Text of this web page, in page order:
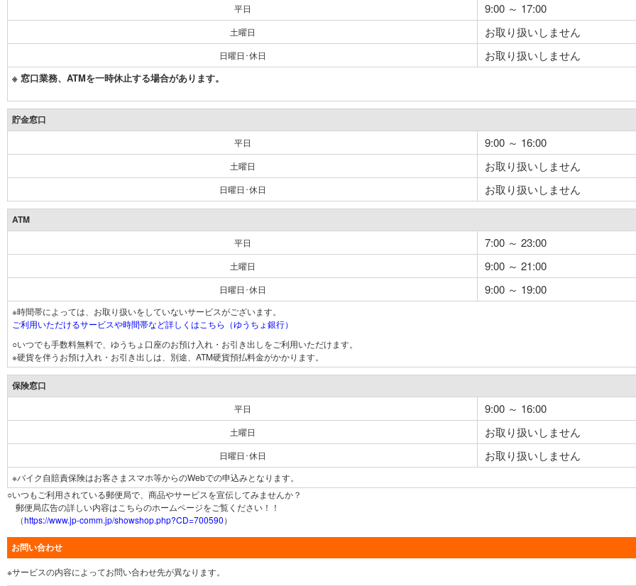
平日 9:00 ～ 17:00
土曜日 お取り扱いしません
日曜日･休日 お取り扱いしません
※ 窓口業務、ATMを一時休止する場合があります。
貯金窓口
平日 9:00 ～ 16:00
土曜日 お取り扱いしません
日曜日･休日 お取り扱いしません
ATM
平日 7:00 ～ 23:00
土曜日 9:00 ～ 21:00
日曜日･休日 9:00 ～ 19:00
※時間帯によっては、お取り扱いをしていないサービスがございます。
ご利用いただけるサービスや時間帯など詳しくはこちら（ゆうちょ銀行）
○いつでも手数料無料で、ゆうちょ口座のお預け入れ・お引き出しをご利用いただけます。
※硬貨を伴うお預け入れ・お引き出しは、別途、ATM硬貨預払料金がかかります。
保険窓口
平日 9:00 ～ 16:00
土曜日 お取り扱いしません
日曜日･休日 お取り扱いしません
※バイク自賠責保険はお客さまスマホ等からのWebでの申込みとなります。
○いつもご利用されている郵便局で、商品やサービスを宣伝してみませんか？
郵便局広告の詳しい内容はこちらのホームページをご覧ください！！
（https://www.jp-comm.jp/showshop.php?CD=700590）
お問い合わせ
※サービスの内容によってお問い合わせ先が異なります。